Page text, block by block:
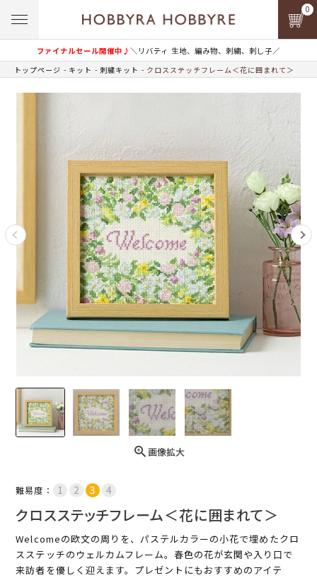
ファイナルセール開催中♪＼リバティ 生地、編み物、刺繍、刺し子／
0
トップページ キット 刺繍キット クロスステッチフレーム＜花に囲まれて＞
画像拡大
難易度：
クロスステッチフレーム＜花に囲まれて＞
Welcomeの欧文の周りを、パステルカラーの小花で埋めたクロ
スステッチのウェルカムフレーム。春色の花が玄関や入り口で
来訪者を優しく迎えます。プレゼントにもおすすめのアイテ